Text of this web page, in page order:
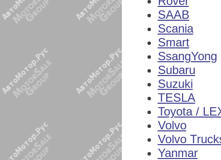
SAAB
Scania
Smart
SsangYong
Subaru
Suzuki
TESLA
Toyota /
Volvo
Volvo
Yanmar